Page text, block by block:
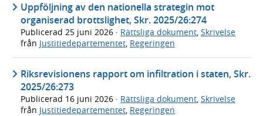
Uppföljning av den nationella strategin mot
organiserad brottslighet, Skr. 2025/26:274
Publicerad 25 juni 2026 · Rättsliga dokument, Skrivelse
från Justitiedepartementet, Regeringen
Riksrevisionens rapport om infiltration i staten, Skr.
2025/26:273
Publicerad 16 juni 2026 · Rättsliga dokument, Skrivelse
från Justitiedepartementet, Regeringen